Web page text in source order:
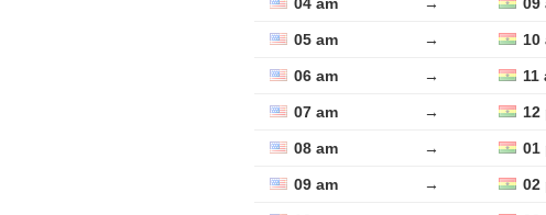
05 am → 10
06 am → 11
07 am → 12
08 am → 01
09 am → 02